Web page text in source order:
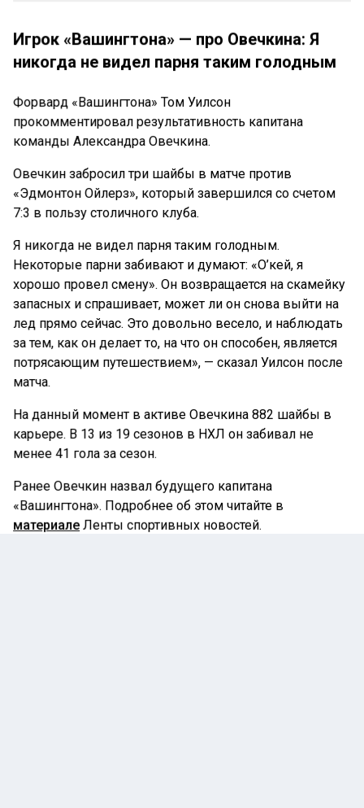
Игрок «Вашингтона» — про Овечкина: Я
никогда не видел парня таким голодным
Форвард «Вашингтона» Том Уилсон
прокомментировал результативность капитана
команды Александра Овечкина.
Овечкин забросил три шайбы в матче против
«Эдмонтон Ойлерз», который завершился со счетом
7:3 в пользу столичного клуба.
Я никогда не видел парня таким голодным.
Некоторые парни забивают и думают: «О’кей, я
хорошо провел смену». Он возвращается на скамейку
запасных и спрашивает, может ли он снова выйти на
лед прямо сейчас. Это довольно весело, и наблюдать
за тем, как он делает то, на что он способен, является
потрясающим путешествием», — сказал Уилсон после
матча.
На данный момент в активе Овечкина 882 шайбы в
карьере. В 13 из 19 сезонов в НХЛ он забивал не
менее 41 гола за сезон.
Ранее Овечкин назвал будущего капитана
«Вашингтона». Подробнее об этом читайте в
материалеЛенты спортивных новостей.